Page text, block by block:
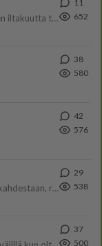
Poliisin mukaan nuori oli lähes täysi-ikäinen. Ennen iltakuutta tulleen ilmoituksen mukaan ihminen oli joutunut mahdoll
11
652
38
580
42
576
Yhtä paljon, kuin minä sinusta? Haaveissa ollaan kahdestaan, rauhassa ja lähennytään fyysisesti ja tutustutaan syvemmin
29
538
37
500